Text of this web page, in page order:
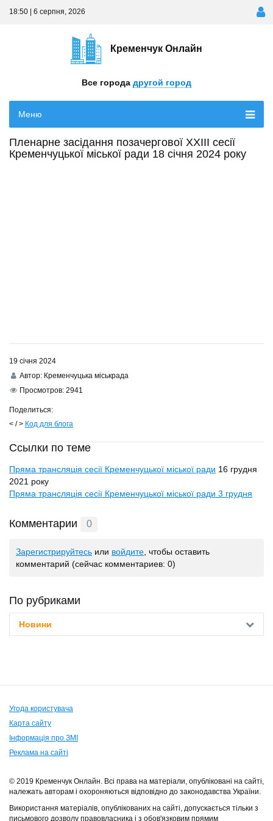
18:50 | 6 серпня, 2026
Кременчук Онлайн
Все города другой город
Меню
Пленарне засідання позачергової ХХІІІ сесії
Кременчуцької міської ради 18 січня 2024 року
19 січня 2024
Автор: Кременчуцька міськрада
Просмотров: 2941
Поделиться:
< / > Код для блога
Ссылки по теме
Пряма трансляція сесії Кременчуцької міської ради 16 грудня
2021 року
Пряма трансляція сесії Кременчуцької міської ради 3 грудня
Комментарии 0
Зарегистрируйтесь или войдите , чтобы оставить
комментарий (сейчас комментариев: 0)
По рубриками
Новини
Угода користувача
Карта сайту
Інформація про ЗМІ
Реклама на сайті
© 2019 Кременчук Онлайн. Всі права на матеріали, опубліковані на сайті,
належать авторам і охороняються відповідно до законодавства України.
Використання матеріалів, опублікованих на сайті, допускається тільки з
письмового дозволу правовласника і з обов'язковим прямим